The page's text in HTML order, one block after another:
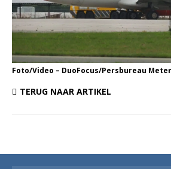
Foto/Video – DuoFocus/Persbureau Meter
TERUG NAAR ARTIKEL